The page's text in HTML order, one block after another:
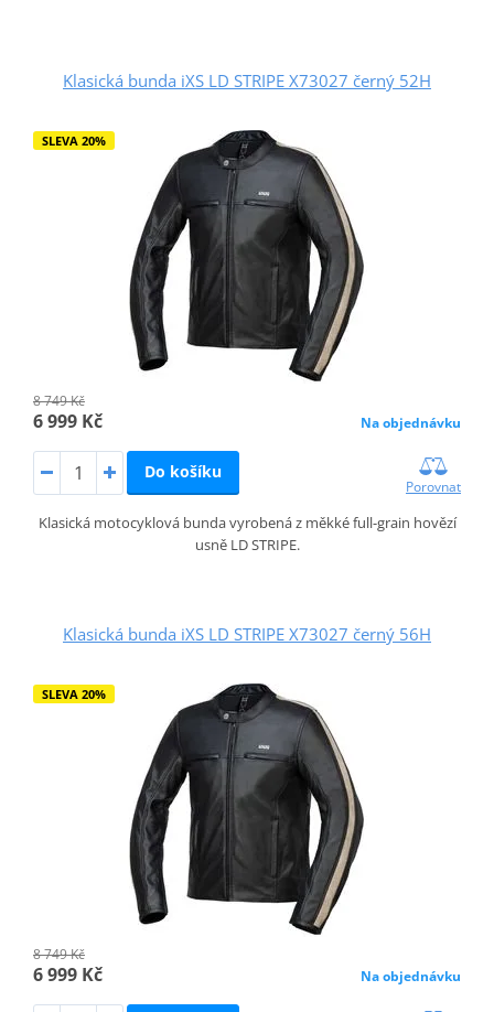
Klasická bunda iXS LD STRIPE X73027 černý 52H
SLEVA 20%
8 749 Kč
6 999 Kč Na objednávku
Do košíku
Porovnat
Klasická motocyklová bunda vyrobená z měkké full-grain hovězí
usně LD STRIPE.
Klasická bunda iXS LD STRIPE X73027 černý 56H
SLEVA 20%
8 749 Kč
6 999 Kč Na objednávku